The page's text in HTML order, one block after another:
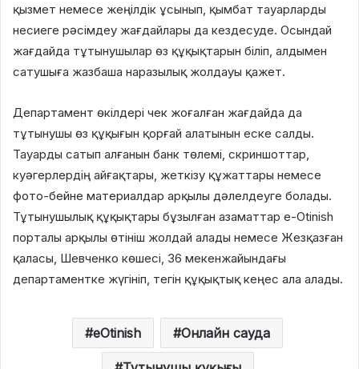
қызмет немесе жеңілдік ұсынып, қымбат тауарларды
несиеге рәсімдеу жағдайлары да кездесуде. Осындай
жағдайда тұтынушылар өз құқықтарын біліп, алдымен
сатушыға жазбаша наразылық жолдауы қажет.
Департамент өкілдері чек жоғалған жағдайда да
тұтынушы өз құқығын қорғай алатынын еске салды.
Тауарды сатып алғанын банк төлемі, скриншоттар,
куәгерлердің айғақтары, жеткізу құжаттары немесе
фото-бейне материалдар арқылы дәлелдеуге болады.
Тұтынушылық құқықтары бұзылған азаматтар e-Otinish
порталы арқылы өтініш жолдай алады немесе Жезқазған
қаласы, Шевченко көшесі, 36 мекенжайындағы
департаментке жүгініп, тегін құқықтық кеңес ала алады.
eOtinish Онлайн сауда